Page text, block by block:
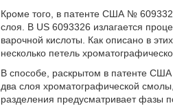
Кроме того, в патенте США №
слоя. В US 6093326 излагается
варочной кислоты. Как описано в
несколько петель
В способе, раскрытом в патенте
два слоя хроматографической
разделения предусматривает фазы